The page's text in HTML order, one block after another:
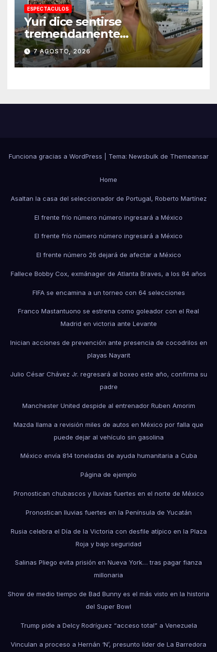
ESPECTACULOS
Yuri dice sentirse
tremendamente
emocionada sobre su estatua
que le harán en Veracruz
7 AGOSTO, 2026
Funciona gracias a WordPress Tema: Newsbulkde Themeansar
Home
Asaltan la casa del seleccionador de Portugal, Roberto Martínez
El frente frío número número ingresará a México
El frente frío número número ingresará a México
El frente número 26 dejará de afectar a México
Fallece Bobby Cox, exmánager de Atlanta Braves, a los 84 años
FIFA se encamina a un torneo con 64 selecciones
Franco Mastantuono se estrena como goleador con el Real
Madrid en victoria ante Levante
Inician acciones de prevención ante presencia de cocodrilos en
playas Nayarit
Julio César Chávez Jr. regresará al boxeo este año, confirma su
padre
Manchester United despide al entrenador Ruben Amorim
Mazda llama a revisión miles de autos en México por falla que
puede dejar al vehículo sin gasolina
México envía 814 toneladas de ayuda humanitaria a Cuba
Página de ejemplo
Pronostican chubascos y lluvias fuertes en el norte de México
Pronostican lluvias fuertes en la Península de Yucatán
Rusia celebra el Día de la Victoria con desfile atípico en la Plaza
Roja y bajo seguridad
Salinas Pliego evita prisión en Nueva York… tras pagar fianza
millonaria
Show de medio tiempo de Bad Bunny es el más visto en la historia
del Super Bowl
Trump pide a Delcy Rodríguez “acceso total” a Venezuela
Vinculan a proceso a Hernán ‘N’, presunto líder de La Barredora